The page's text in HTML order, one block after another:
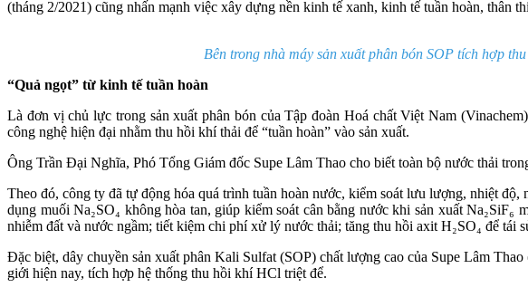
(tháng 2/2021) cũng nhấn mạnh việc xây dựng nền kinh tế xanh, kinh tế tuần hoàn, thân
Bên trong nhà máy sản xuất phân bón SOP tích hợp
“Quả ngọt” từ kinh tế tuần hoàn
Là đơn vị chủ lực trong sản xuất phân bón của Tập đoàn Hoá chất Việt Nam
công nghệ hiện đại nhằm thu hồi khí thải để “tuần hoàn” vào sản xuất.
Ông Trần Đại Nghĩa, Phó Tổng Giám đốc Supe Lâm Thao cho biết toàn bộ nước thải
Theo đó, công ty đã tự động hóa quá trình tuần hoàn nước, kiểm soát lưu lượng, nhiệt
dụng muối Na₂SO₄ không hòa tan, giúp kiểm soát cân bằng nước khi sản xuất
nhiễm đất và nước ngầm; tiết kiệm chi phí xử lý nước thải; tăng thu hồi axit H₂SO₄ để tái
Đặc biệt, dây chuyền sản xuất phân Kali Sulfat (SOP) chất lượng cao của Supe Lâm
giới hiện nay, tích hợp hệ thống thu hồi khí HCl triệt để.